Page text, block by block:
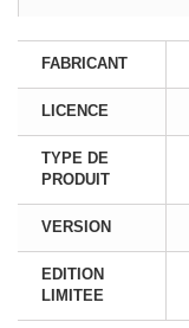
FABRICANT
LICENCE
TYPE DE
PRODUIT
VERSION
EDITION
LIMITEE